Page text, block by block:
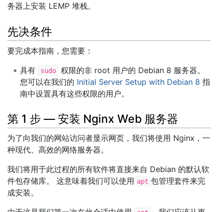
务器上安装 LEMP 堆栈。
先决条件
要完成本指南，您需要：
具有
sudo
权限的非 root 用户的 Debian 8 服务器。
您可以在我们的 Initial Server Setup with Debian 8 指
南中设置具有这些权限的用户。
第 1 步 — 安装 Nginx Web 服务器
为了向我们的网站访问者显示网页，我们将使用 Nginx，一
种现代、高效的网络服务器。
我们将用于此过程的所有软件将直接来自 Debian 的默认软
件包存储库。 这意味着我们可以使用 apt 包管理套件来完
成安装。